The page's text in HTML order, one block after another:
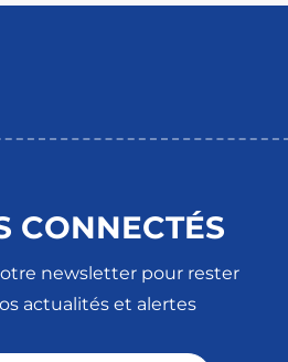
CONNECTÉS
newsletter pour rester
actualités et alertes